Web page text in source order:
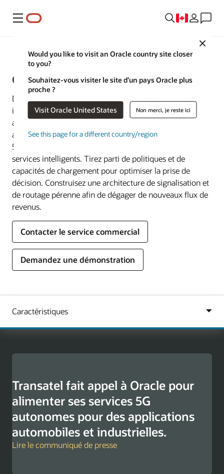
Menu
Close
Would you like to visit an Oracle country site closer
to you?
Souhaitez-vous visiter le site d’un pays Oracle plus
proche ?
Visit Oracle United States Non merci, je reste ici
See this page for a different country/region
Communications
Cœur de réseau 5G
Déployez une technologie 5G cloud native fiable qui
intègre de manière fluide le réseau de signalisation aux
applications B/OSS. Exploitez une automatisation
avancée et des analyses en temps réel au sein du cœur
5G autonome afin de lancer rapidement de nouveaux
services intelligents. Tirez parti de politiques et de
capacités de chargement pour optimiser la prise de
décision. Construisez une architecture de signalisation et
de routage pérenne afin de dégager de nouveaux flux de
revenus.
Contacter le service commercial
Demandez une démonstration
Transatel fait appel à Oracle pour
alimenter ses services 5G
autonomes pour des applications
automobiles et industrielles.
Lire le communiqué de presse